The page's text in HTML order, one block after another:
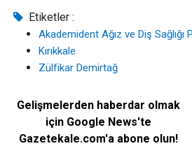
Etiketler :
Akademident Ağız ve Diş Sağlığı
Kırıkkale
Zülfikar Demirtağ
Gelişmelerden haberdar olmak
için Google News'te
Gazetekale.com'a abone olun!